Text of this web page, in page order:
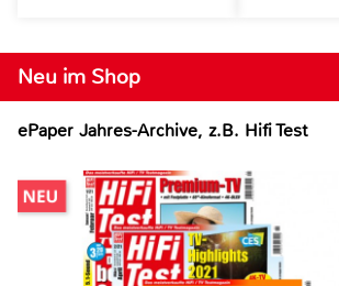
Neu im Shop
ePaper Jahres-Archive, z.B. Hifi Test